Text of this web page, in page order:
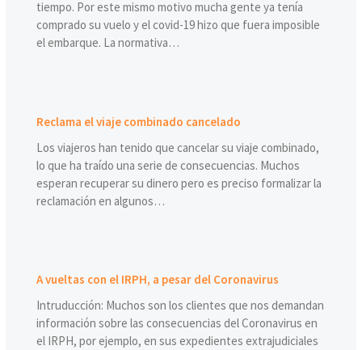
tiempo. Por este mismo motivo mucha gente ya tenía
comprado su vuelo y el covid-19 hizo que fuera imposible
el embarque. La normativa…
Reclama el viaje combinado cancelado
Los viajeros han tenido que cancelar su viaje combinado,
lo que ha traído una serie de consecuencias. Muchos
esperan recuperar su dinero pero es preciso formalizar la
reclamación en algunos…
A vueltas con el IRPH, a pesar del Coronavirus
Intruducción: Muchos son los clientes que nos demandan
información sobre las consecuencias del Coronavirus en
el IRPH, por ejemplo, en sus expedientes extrajudiciales